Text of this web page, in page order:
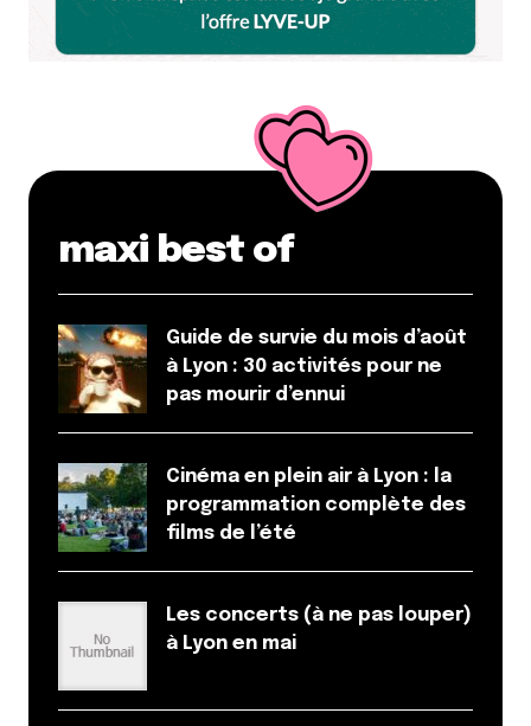
maxi best of
Guide de survie du mois d’août
à Lyon : 30 activités pour ne
pas mourir d’ennui
Cinéma en plein air à Lyon : la
programmation complète des
films de l’été
Les concerts (à ne pas louper)
à Lyon en mai